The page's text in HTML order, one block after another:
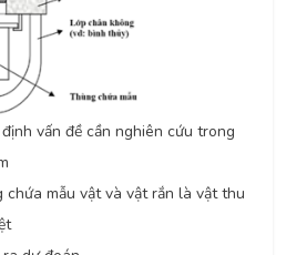
vấn đề cần nghiên cứu trong
mẫu vật và vật rắn là vật thu